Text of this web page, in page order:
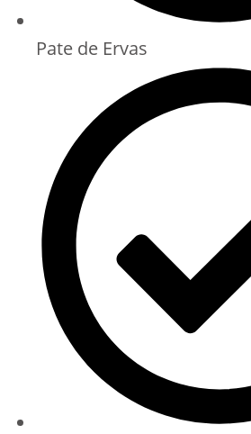
Pate de Ervas